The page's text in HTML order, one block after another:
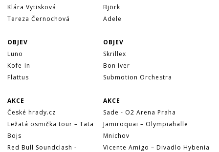
Klára Vytisková
Björk
Tereza Černochová
Adele
OBJEV
OBJEV
Luno
Skrillex
Kofe-In
Bon Iver
Flattus
Submotion Orchestra
AKCE
AKCE
České hrady.cz
Sade - O2 Arena Praha
Ležatá osmička tour – Tata
Bojs
Jamiroquai – Olympiahalle
Mnichov
Red Bull Soundclash -
Vicente Amigo – Divadlo Hybenia